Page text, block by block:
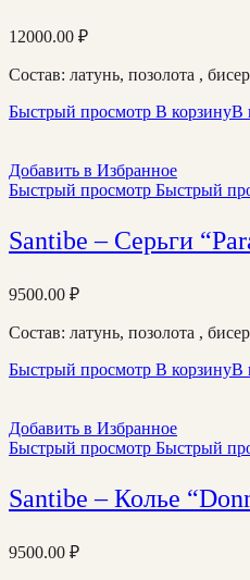
12000.00 ₽
Состав: латунь, позолота , бисер
Быстрый просмотр В корзинуВ
Добавить в Избранное
Быстрый просмотр Быстрый
Santibe – Серьги
9500.00 ₽
Состав: латунь, позолота , бисер
Быстрый просмотр В корзинуВ
Добавить в Избранное
Быстрый просмотр Быстрый
Santibe – Колье
9500.00 ₽